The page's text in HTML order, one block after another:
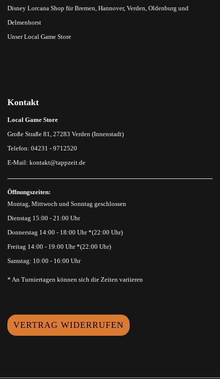
Disney Lorcana Shop für Bremen, Hannover, Verden, Oldenburg und
Delmenhorst
Unser Local Game Store
Kontakt
Local Game Store
Große Straße 81, 27283 Verden (Innenstadt)
Telefon: 04231 - 9712520
E-Mail: kontakt@tappzeit.de
Öffnungszeiten:
Montag, Mittwoch und Sonntag geschlossen
Dienstag 15:00 - 21:00 Uhr
Donnerstag 14:00 - 18:00 Uhr *(22:00 Uhr)
Freitag 14:00 - 19:00 Uhr *(22:00 Uhr)
Samstag: 10:00 - 16:00 Uhr
* An Turniertagen können sich die Zeiten variieren
VERTRAG WIDERRUFEN